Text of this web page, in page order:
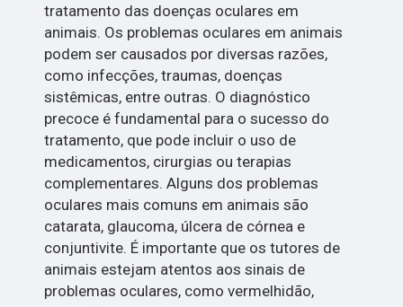
tratamento das doenças oculares em
animais. Os problemas oculares em animais
podem ser causados por diversas razões,
como infecções, traumas, doenças
sistêmicas, entre outras. O diagnóstico
precoce é fundamental para o sucesso do
tratamento, que pode incluir o uso de
medicamentos, cirurgias ou terapias
complementares. Alguns dos problemas
oculares mais comuns em animais são
catarata, glaucoma, úlcera de córnea e
conjuntivite. É importante que os tutores de
animais estejam atentos aos sinais de
problemas oculares, como vermelhidão,